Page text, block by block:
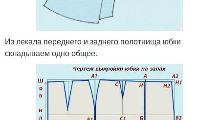
Из лекала переднего и заднего полотнища юбки
складываем одно общее.